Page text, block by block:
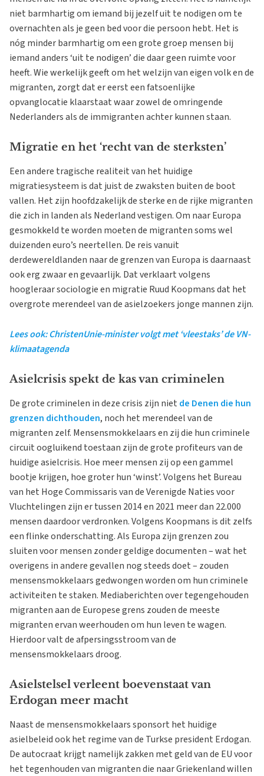
niet barmhartig om iemand bij jezelf uit te nodigen om te
overnachten als je geen bed voor die persoon hebt. Het is
nóg minder barmhartig om een grote groep mensen bij
iemand anders ‘uit te nodigen’ die daar geen ruimte voor
heeft. Wie werkelijk geeft om het welzijn van eigen volk en de
migranten, zorgt dat er eerst een fatsoenlijke
opvanglocatie klaarstaat waar zowel de omringende
Nederlanders als de immigranten achter kunnen staan.
Migratie en het ‘recht van de sterksten’
Een andere tragische realiteit van het huidige
migratiesysteem is dat juist de zwaksten buiten de boot
vallen. Het zijn hoofdzakelijk de sterke en de rijke migranten
die zich in landen als Nederland vestigen. Om naar Europa
gesmokkeld te worden moeten de migranten soms wel
duizenden euro’s neertellen. De reis vanuit
derdewereldlanden naar de grenzen van Europa is daarnaast
ook erg zwaar en gevaarlijk. Dat verklaart volgens
hoogleraar sociologie en migratie Ruud Koopmans dat het
overgrote merendeel van de asielzoekers jonge mannen zijn.
Lees ook: ChristenUnie-minister volgt met ‘vleestaks’ de VN-
klimaatagenda
Asielcrisis spekt de kas van criminelen
De grote criminelen in deze crisis zijn niet de Denen die hun
grenzen dichthouden, noch het merendeel van de
migranten zelf. Mensensmokkelaars en zij die hun criminele
circuit oogluikend toestaan zijn de grote profiteurs van de
huidige asielcrisis. Hoe meer mensen zij op een gammel
bootje krijgen, hoe groter hun ‘winst’. Volgens het Bureau
van het Hoge Commissaris van de Verenigde Naties voor
Vluchtelingen zijn er tussen 2014 en 2021 meer dan 22.000
mensen daardoor verdronken. Volgens Koopmans is dit zelfs
een flinke onderschatting. Als Europa zijn grenzen zou
sluiten voor mensen zonder geldige documenten – wat het
overigens in andere gevallen nog steeds doet – zouden
mensensmokkelaars gedwongen worden om hun criminele
activiteiten te staken. Mediaberichten over tegengehouden
migranten aan de Europese grens zouden de meeste
migranten ervan weerhouden om hun leven te wagen.
Hierdoor valt de afpersingsstroom van de
mensensmokkelaars droog.
Asielstelsel verleent boevenstaat van
Erdogan meer macht
Naast de mensensmokkelaars sponsort het huidige
asielbeleid ook het regime van de Turkse president Erdogan.
De autocraat krijgt namelijk zakken met geld van de EU voor
het tegenhouden van migranten die naar Griekenland willen